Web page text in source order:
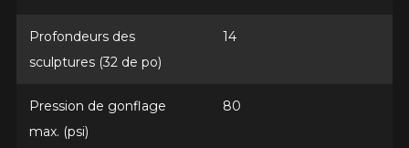
Profondeurs des
sculptures (32 de po)
14
Pression de gonflage
max. (psi)
80
Envoyer
*Attention cette dimension représente une possibilité
d'équipement pour votre véhicule, vous devez vérifier
l'exactitude de l'information sur votre véhicule directement